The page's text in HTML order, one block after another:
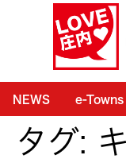
NEWS e-Towns
タグ: